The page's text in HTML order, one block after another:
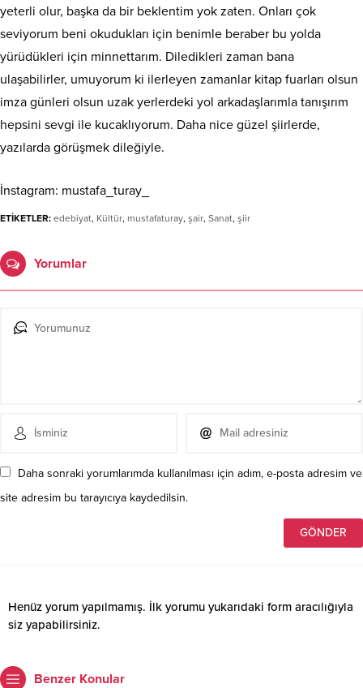
yeterli olur, başka da bir beklentim yok zaten. Onları çok
seviyorum beni okudukları için benimle beraber bu yolda
yürüdükleri için minnettarım. Diledikleri zaman bana
ulaşabilirler, umuyorum ki ilerleyen zamanlar kitap fuarları olsun
imza günleri olsun uzak yerlerdeki yol arkadaşlarımla tanışırım
hepsini sevgi ile kucaklıyorum. Daha nice güzel şiirlerde,
yazılarda görüşmek dileğiyle.
İnstagram: mustafa_turay_
ETİKETLER: edebiyat, Kültür, mustafaturay, şair, Sanat, şiir
Yorumlar
Daha sonraki yorumlarımda kullanılması için adım, e-posta adresim ve
site adresim bu tarayıcıya kaydedilsin.
Henüz yorum yapılmamış. İlk yorumu yukarıdaki form aracılığıyla
siz yapabilirsiniz.
Benzer Konular